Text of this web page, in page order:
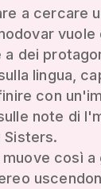
a cercare
a dei
lingua,
con
note di
Sisters.
così a